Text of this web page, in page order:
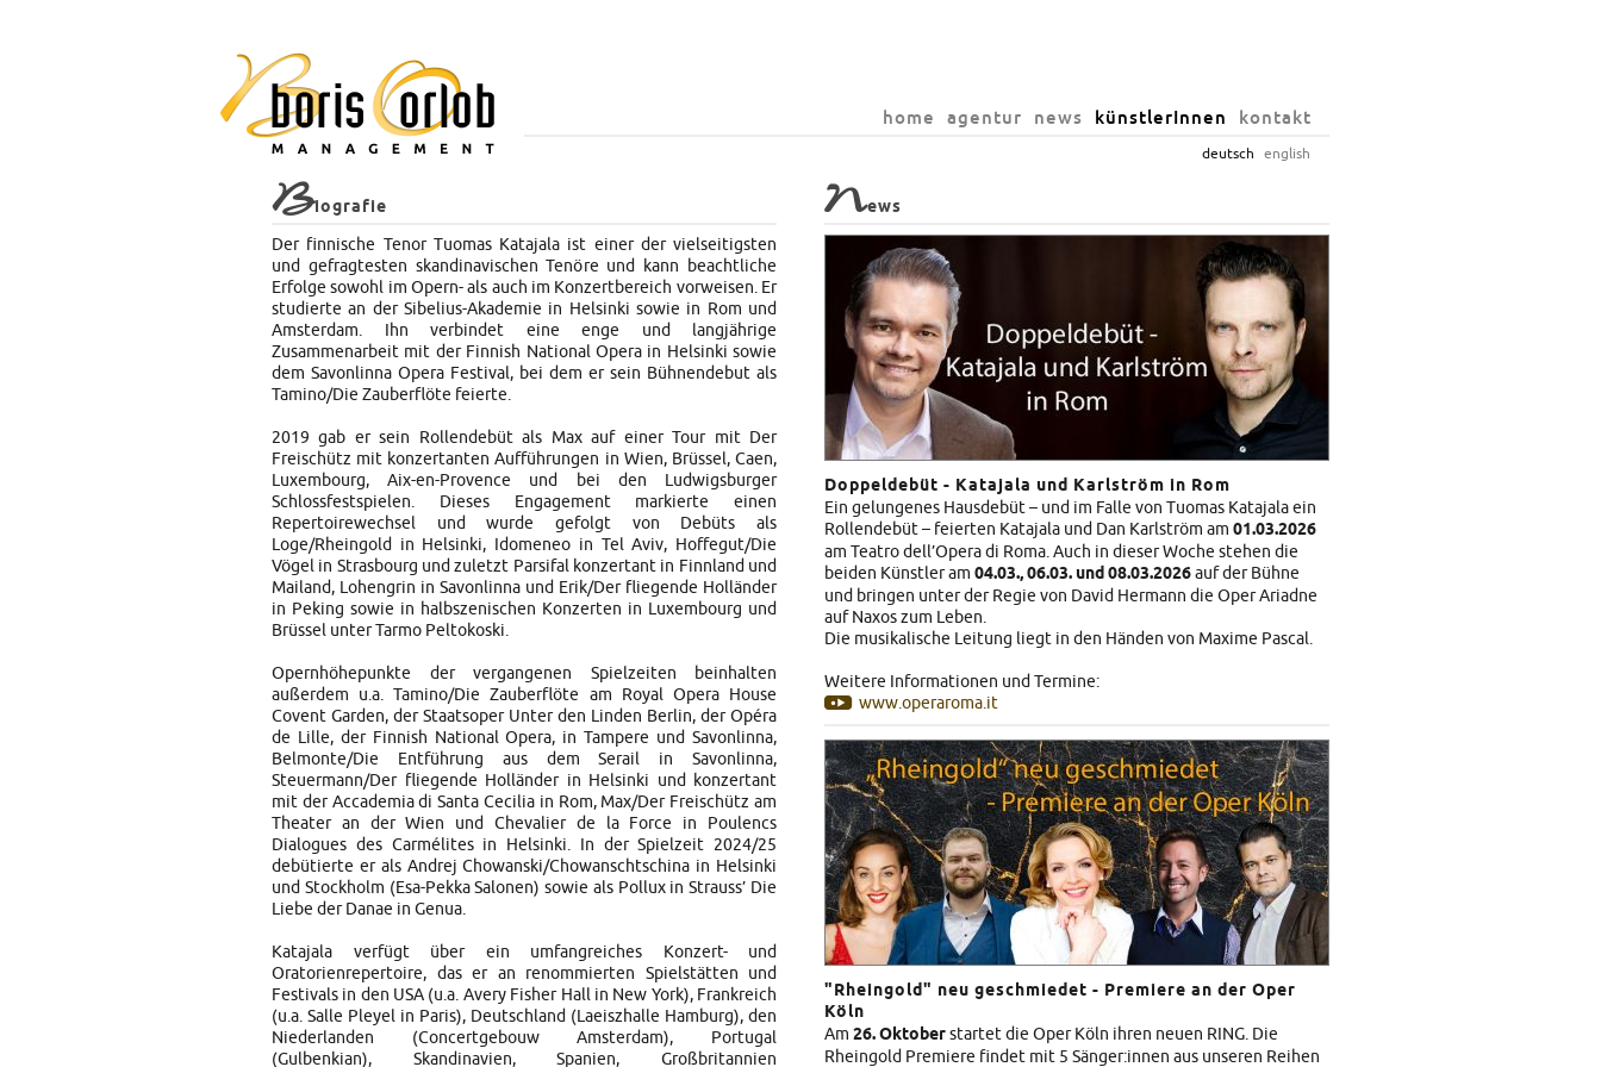
home agentur news künstlerInnen kontakt
deutsch english
Biografie
Der finnische Tenor Tuomas Katajala ist einer der vielseitigsten
und gefragtesten skandinavischen Tenöre und kann beachtliche
Erfolge sowohl im Opern- als auch im Konzertbereich vorweisen. Er
studierte an der Sibelius-Akademie in Helsinki sowie in Rom und
Amsterdam. Ihn verbindet eine enge und langjährige
Zusammenarbeit mit der Finnish National Opera in Helsinki sowie
dem Savonlinna Opera Festival, bei dem er sein Bühnendebut als
Tamino/Die Zauberflöte feierte.
2019 gab er sein Rollendebüt als Max auf einer Tour mit Der
Freischütz mit konzertanten Aufführungen in Wien, Brüssel, Caen,
Luxembourg, Aix-en-Provence und bei den Ludwigsburger
Schlossfestspielen. Dieses Engagement markierte einen
Repertoirewechsel und wurde gefolgt von Debüts als
Loge/Rheingold in Helsinki, Idomeneo in Tel Aviv, Hoffegut/Die
Vögel in Strasbourg und zuletzt Parsifal konzertant in Finnland und
Mailand, Lohengrin in Savonlinna und Erik/Der fliegende Holländer
in Peking sowie in halbszenischen Konzerten in Luxembourg und
Brüssel unter Tarmo Peltokoski.
Opernhöhepunkte der vergangenen Spielzeiten beinhalten
außerdem u.a. Tamino/Die Zauberflöte am Royal Opera House
Covent Garden, der Staatsoper Unter den Linden Berlin, der Opéra
de Lille, der Finnish National Opera, in Tampere und Savonlinna,
Belmonte/Die Entführung aus dem Serail in Savonlinna,
Steuermann/Der fliegende Holländer in Helsinki und konzertant
mit der Accademia di Santa Cecilia in Rom, Max/Der Freischütz am
Theater an der Wien und Chevalier de la Force in Poulencs
Dialogues des Carmélites in Helsinki. In der Spielzeit 2024/25
debütierte er als Andrej Chowanski/Chowanschtschina in Helsinki
und Stockholm (Esa-Pekka Salonen) sowie als Pollux in Strauss’ Die
Liebe der Danae in Genua.
Katajala verfügt über ein umfangreiches Konzert- und
Oratorienrepertoire, das er an renommierten Spielstätten und
Festivals in den USA (u.a. Avery Fisher Hall in New York), Frankreich
(u.a. Salle Pleyel in Paris), Deutschland (Laeiszhalle Hamburg), den
Niederlanden (Concertgebouw Amsterdam), Portugal
(Gulbenkian), Skandinavien, Spanien, Großbritannien
News
Doppeldebüt - Katajala und Karlström in Rom
Ein gelungenes Hausdebüt – und im Falle von Tuomas Katajala ein
Rollendebüt – feierten Katajala und Dan Karlström am 01.03.2026
am Teatro dell’Opera di Roma. Auch in dieser Woche stehen die
beiden Künstler am 04.03., 06.03. und 08.03.2026auf der Bühne
und bringen unter der Regie von David Hermann die Oper Ariadne
auf Naxos zum Leben.
Die musikalische Leitung liegt in den Händen von Maxime Pascal.
Weitere Informationen und Termine:
www.operaroma.it
"Rheingold" neu geschmiedet - Premiere an der Oper
Köln
Am 26. Oktoberstartet die Oper Köln ihren neuen RING. Die
Rheingold Premiere findet mit 5 Sänger:innen aus unseren Reihen